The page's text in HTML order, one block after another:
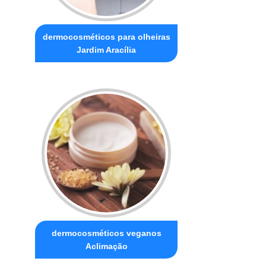
dermocosméticos para olheiras
Jardim Aracília
dermocosméticos veganos
Aclimação